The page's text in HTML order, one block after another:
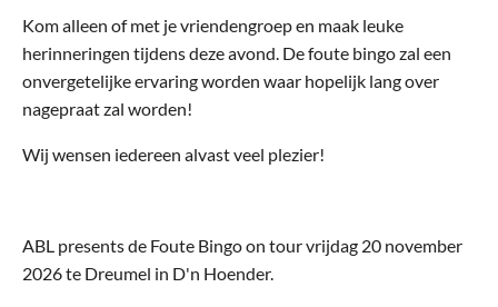
Kom alleen of met je vriendengroep en maak leuke
herinneringen tijdens deze avond. De foute bingo zal een
onvergetelijke ervaring worden waar hopelijk lang over
nagepraat zal worden!
Wij wensen iedereen alvast veel plezier!
ABL presents de Foute Bingo on tour vrijdag 20 november
2026 te Dreumel in D'n Hoender.